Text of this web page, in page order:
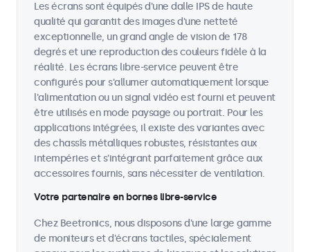
Les écrans sont équipés d'une dalle IPS de haute
qualité qui garantit des images d'une netteté
exceptionnelle, un grand angle de vision de 178
degrés et une reproduction des couleurs fidèle à la
réalité. Les écrans libre-service peuvent être
configurés pour s'allumer automatiquement lorsque
l'alimentation ou un signal vidéo est fourni et peuvent
être utilisés en mode paysage ou portrait. Pour les
applications intégrées, il existe des variantes avec
des chassîs métalliques robustes, résistantes aux
intempéries et s'intégrant parfaitement grâce aux
accessoires fournis, sans nécessiter de ventilation.
Votre partenaire en bornes libre-service
Chez Beetronics, nous disposons d'une large gamme
de moniteurs et d'écrans tactiles, spécialement